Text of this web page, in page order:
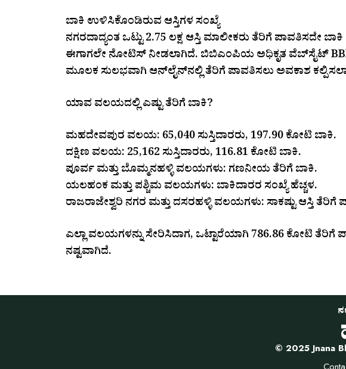
ಬಾಕಿ ಉಳಿಸಿಕೊಂಡಿರುವ ಆಸ್ತಿಗಳ ಸಂಖ್ಯೆ
ನಗರದಾದ್ಯಂತ ಒಟ್ಟು 2.75 ಲಕ್ಷ ಆಸ್ತಿ ಮಾಲೀಕರು ತೆರಿಗೆ ಪಾವತಿಸದೇ
ಈಗಾಗಲೇ ನೋಟಿಸ್ ನೀಡಲಾಗಿದೆ. ಬಿಬಿಎಂಪಿಯ ಅಧಿಕೃತ ವೆಬ್‌ಸೈಟ್
ಮೂಲಕ ಸುಲಭವಾಗಿ ಆನ್‌ಲೈನ್‌ನಲ್ಲಿ ತೆರಿಗೆ ಪಾವತಿಸಲು ಅವಕಾಶ
ಯಾವ ವಲಯದಲ್ಲಿ ಎಷ್ಟು ತೆರಿಗೆ ಬಾಕಿ?
ಮಹದೇವಪುರ ವಲಯ: 65,040 ಸುಸ್ತಿದಾರರು, 197.90 ಕೋಟಿ ಬಾಕಿ.
ದಕ್ಷಿಣ ವಲಯ: 25,162 ಸುಸ್ತಿದಾರರು, 116.81 ಕೋಟಿ ಬಾಕಿ.
ಪೂರ್ವ ಮತ್ತು ಬೊಮ್ಮನಹಳ್ಳಿ ವಲಯಗಳು: ಗಣನೀಯ ತೆರಿಗೆ ಬಾಕಿ.
ಯಲಹಂಕ ಮತ್ತು ಪಶ್ಚಿಮ ವಲಯಗಳು: ಬಾಕಿದಾರರ ಸಂಖ್ಯೆ ಹೆಚ್ಚಳ.
ರಾಜರಾಜೇಶ್ವರಿ ನಗರ ಮತ್ತು ದಸರಹಳ್ಳಿ ವಲಯಗಳು: ಸಾಕಷ್ಟು ಆಸ್ತಿ ತೆರಿಗೆ
ಎಲ್ಲಾ ವಲಯಗಳನ್ನು ಸೇರಿಸಿದಾಗ, ಒಟ್ಟಾರೆಯಾಗಿ 786.86 ಕೋಟಿ
ನಷ್ಟವಾಗಿದೆ.
© 2025 Jnana